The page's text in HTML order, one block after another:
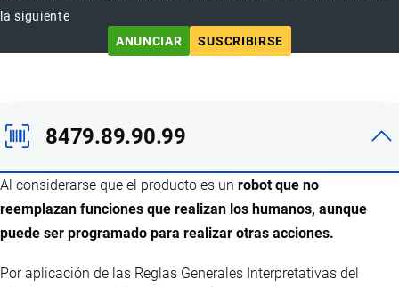
la siguiente
ANUNCIAR
SUSCRIBIRSE
8479.89.90.99
Al considerarse que el producto es un robot que no
reemplazan funciones que realizan los humanos, aunque
puede ser programado para realizar otras acciones.
Por aplicación de las Reglas Generales Interpretativas del